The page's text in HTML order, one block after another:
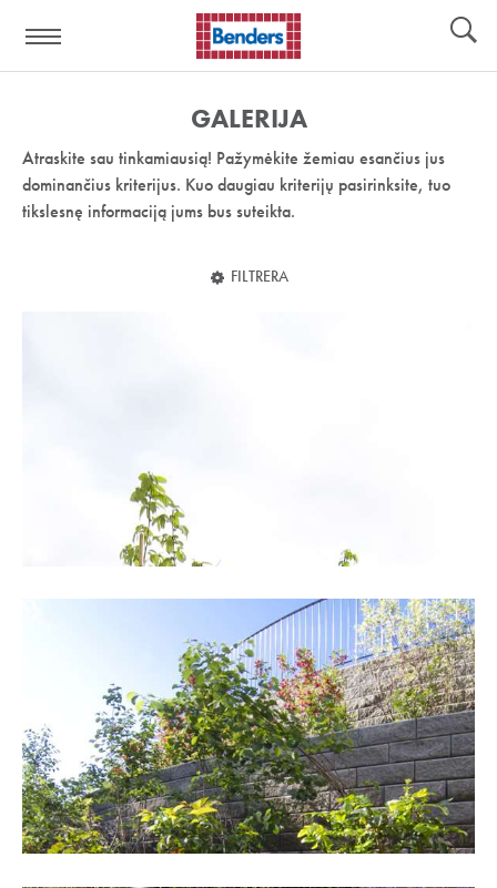
nuoroda:
GALERIJA
Atraskite sau tinkamiausią! Pažymėkite žemiau esančius jus
dominančius kriterijus. Kuo daugiau kriterijų pasirinksite, tuo
tikslesnę informaciją jums bus suteikta.
FILTRERA